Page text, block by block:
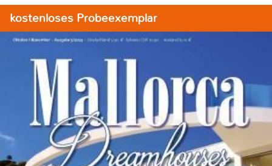
kostenloses Probeexemplar